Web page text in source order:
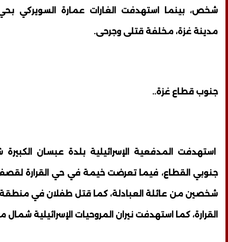
شخص، بينما استهدفت الغارات عمارة السويركي
مدينة غزة، مخلفة قتلى وجرحى.
جنوب قطاع غزة..
استهدفت المدفعية الإسرائيلية بلدة عبسان
جنوبي القطاع، فيما تعرضت خيمة في حي القرارة
شخصين من عائلة العبادلة، كما قتل طفلان في منطقة
القرارة، كما استهدفت نيران المروحيات الإسرائيلية شمال